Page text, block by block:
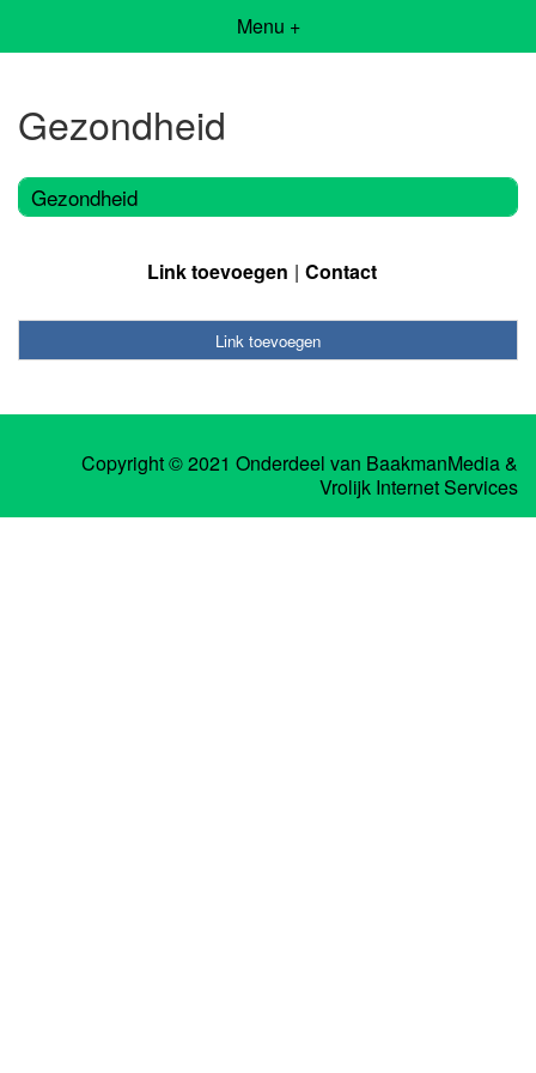
Menu +
Gezondheid
Gezondheid
Link toevoegen Contact
Link toevoegen
Copyright © 2021 Onderdeel van BaakmanMedia&
Vrolijk Internet Services